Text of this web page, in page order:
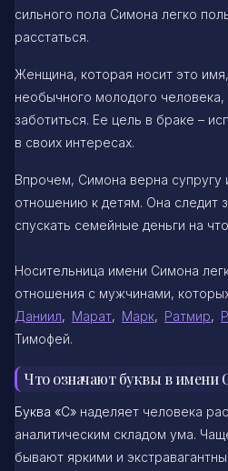
сильного пола Симона легко
расстаться.
Женщина, которая носит это
необычного молодого
заботиться. Ее цель в браке –
в своих интересах.
Впрочем, Симона верна супругу
отношению к детям. Она следит
спускать семейные деньги на
Носительница имени Симона
отношения с мужчинами,
Даниил, Марат, Марк, Ратмир,
Тимофей.
Что означают буквы в имени
Буква «С» наделяет человека
аналитическим складом ума.
бывают яркими и